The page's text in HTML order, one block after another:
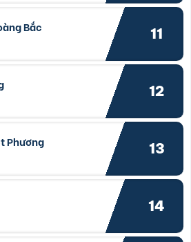
Bắc
11
12
Phương
13
14